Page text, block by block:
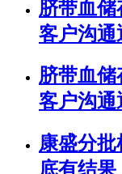
脐带血储
客户沟通
脐带血储
客户沟通
康盛分批
底有结果